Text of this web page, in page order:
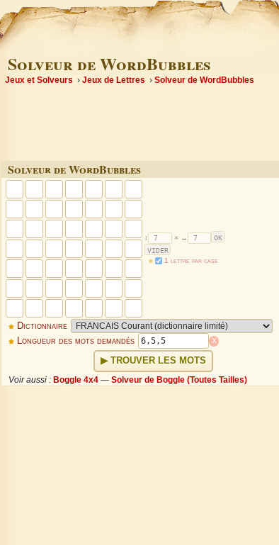
Solveur de WordBubbles
Jeux et Solveurs Jeux de Lettres Solveur de WordBubbles
Solveur de WordBubbles
Dictionnaire
Longueur des mots demandés
x
TROUVER LES MOTS
Voir aussi : Boggle 4x4 —Solveur de Boggle (Toutes Tailles)